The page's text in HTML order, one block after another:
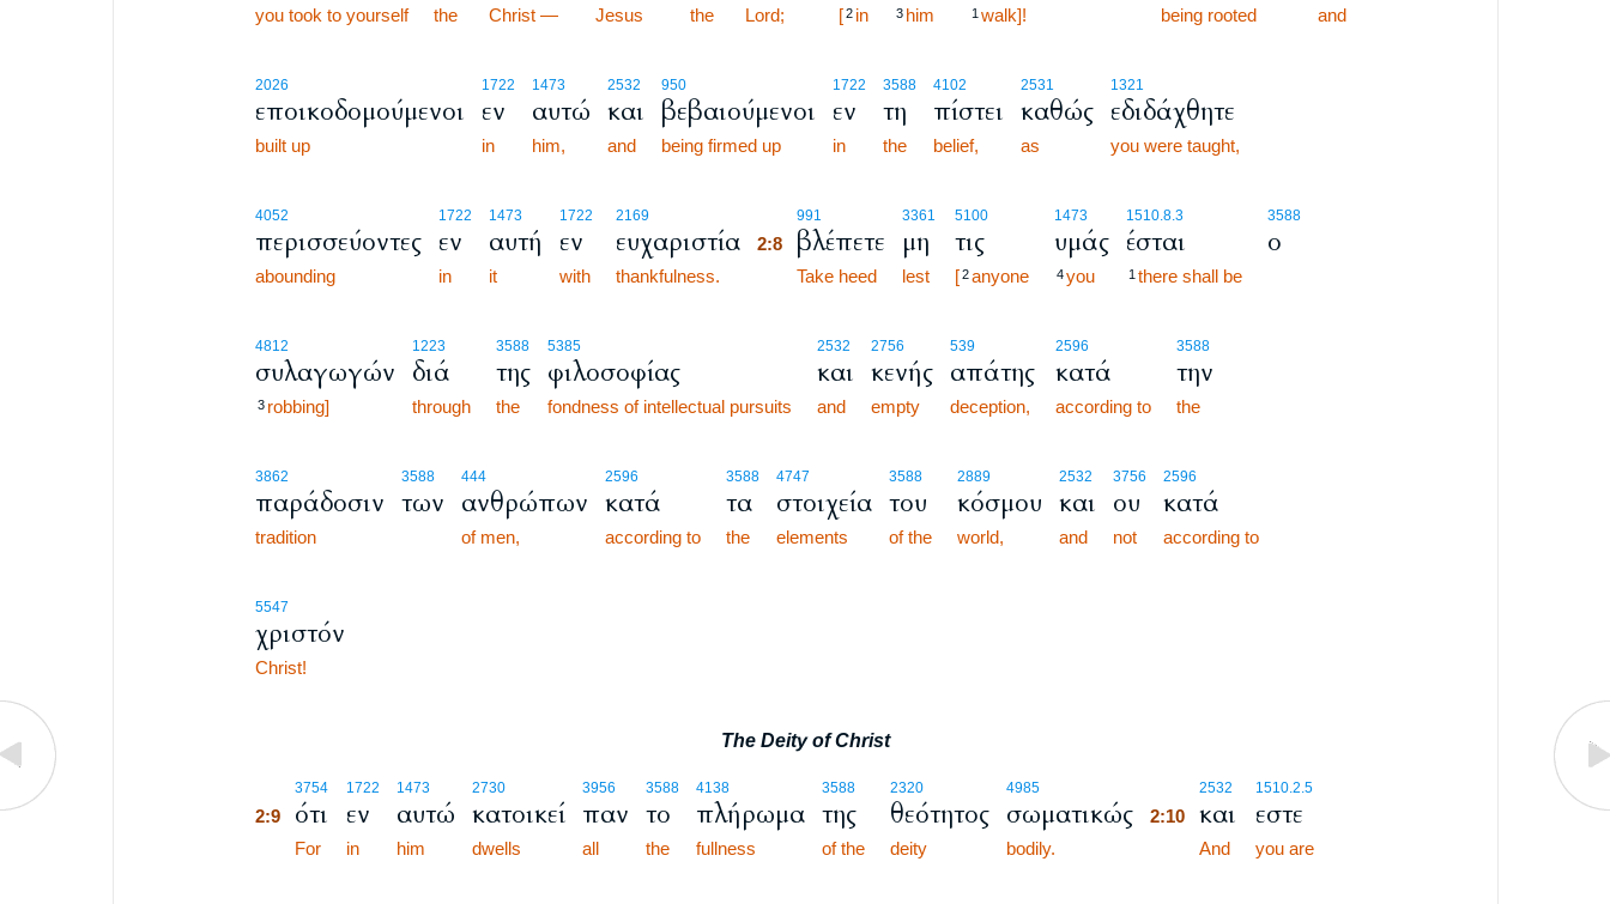
you took to yourself the Christ — Jesus the Lord; [ 2 in 3 him 1 walk]! being rooted and
2026
εποικοδομούμενοι
built up
1722
εν
in
1473
αυτώ
him,
2532
και
and
950
βεβαιούμενοι
being firmed up
1722
εν
in
3588
τη
the
4102
πίστει
belief,
2531
καθώς
as
1321
εδιδάχθητε
you were taught,
4052
περισσεύοντες
abounding
1722
εν
in
1473
αυτή
it
1722
εν
with
2169
ευχαριστία
thankfulness.
991
2:8 βλέπετε
Take heed
3361
μη
lest
5100
τις
[ 2 anyone
1473
υμάς
4 you
1510.8.3
έσται
1 there shall be
3588
ο
4812
συλαγωγών
3 robbing]
1223
διά
through
3588
της
the
5385
φιλοσοφίας
fondness of intellectual pursuits
2532
και
and
2756
κενής
empty
539
απάτης
deception,
2596
κατά
according to
3588
την
the
3862
παράδοσιν
tradition
3588
των
444
ανθρώπων
of men,
2596
κατά
according to
3588
τα
the
4747
στοιχεία
elements
3588
του
of the
2889
κόσμου
world,
2532
και
and
3756
ου
not
2596
κατά
according to
5547
χριστόν
Christ!
The Deity of Christ
3754
2:9 ότι
For
1722
εν
in
1473
αυτώ
him
2730
κατοικεί
dwells
3956
παν
all
3588
το
the
4138
πλήρωμα
fullness
3588
της
of the
2320
θεότητος
deity
4985
σωματικώς
bodily.
2532
2:10 και
And
1510.2.5
εστε
you are